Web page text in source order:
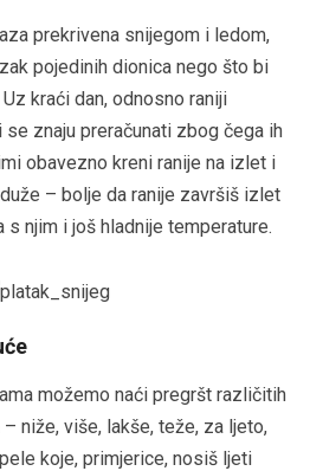
prekrivena snijegom i ledom,
pojedinih dionica nego što bi
kraći dan, odnosno raniji
znaju preračunati zbog čega ih
obavezno kreni ranije na izlet i
– bolje da ranije završiš izlet
s njim i još hladnije temperature.
možemo naći pregršt različitih
niže, više, lakše, teže, za ljeto,
koje, primjerice, nosiš ljeti